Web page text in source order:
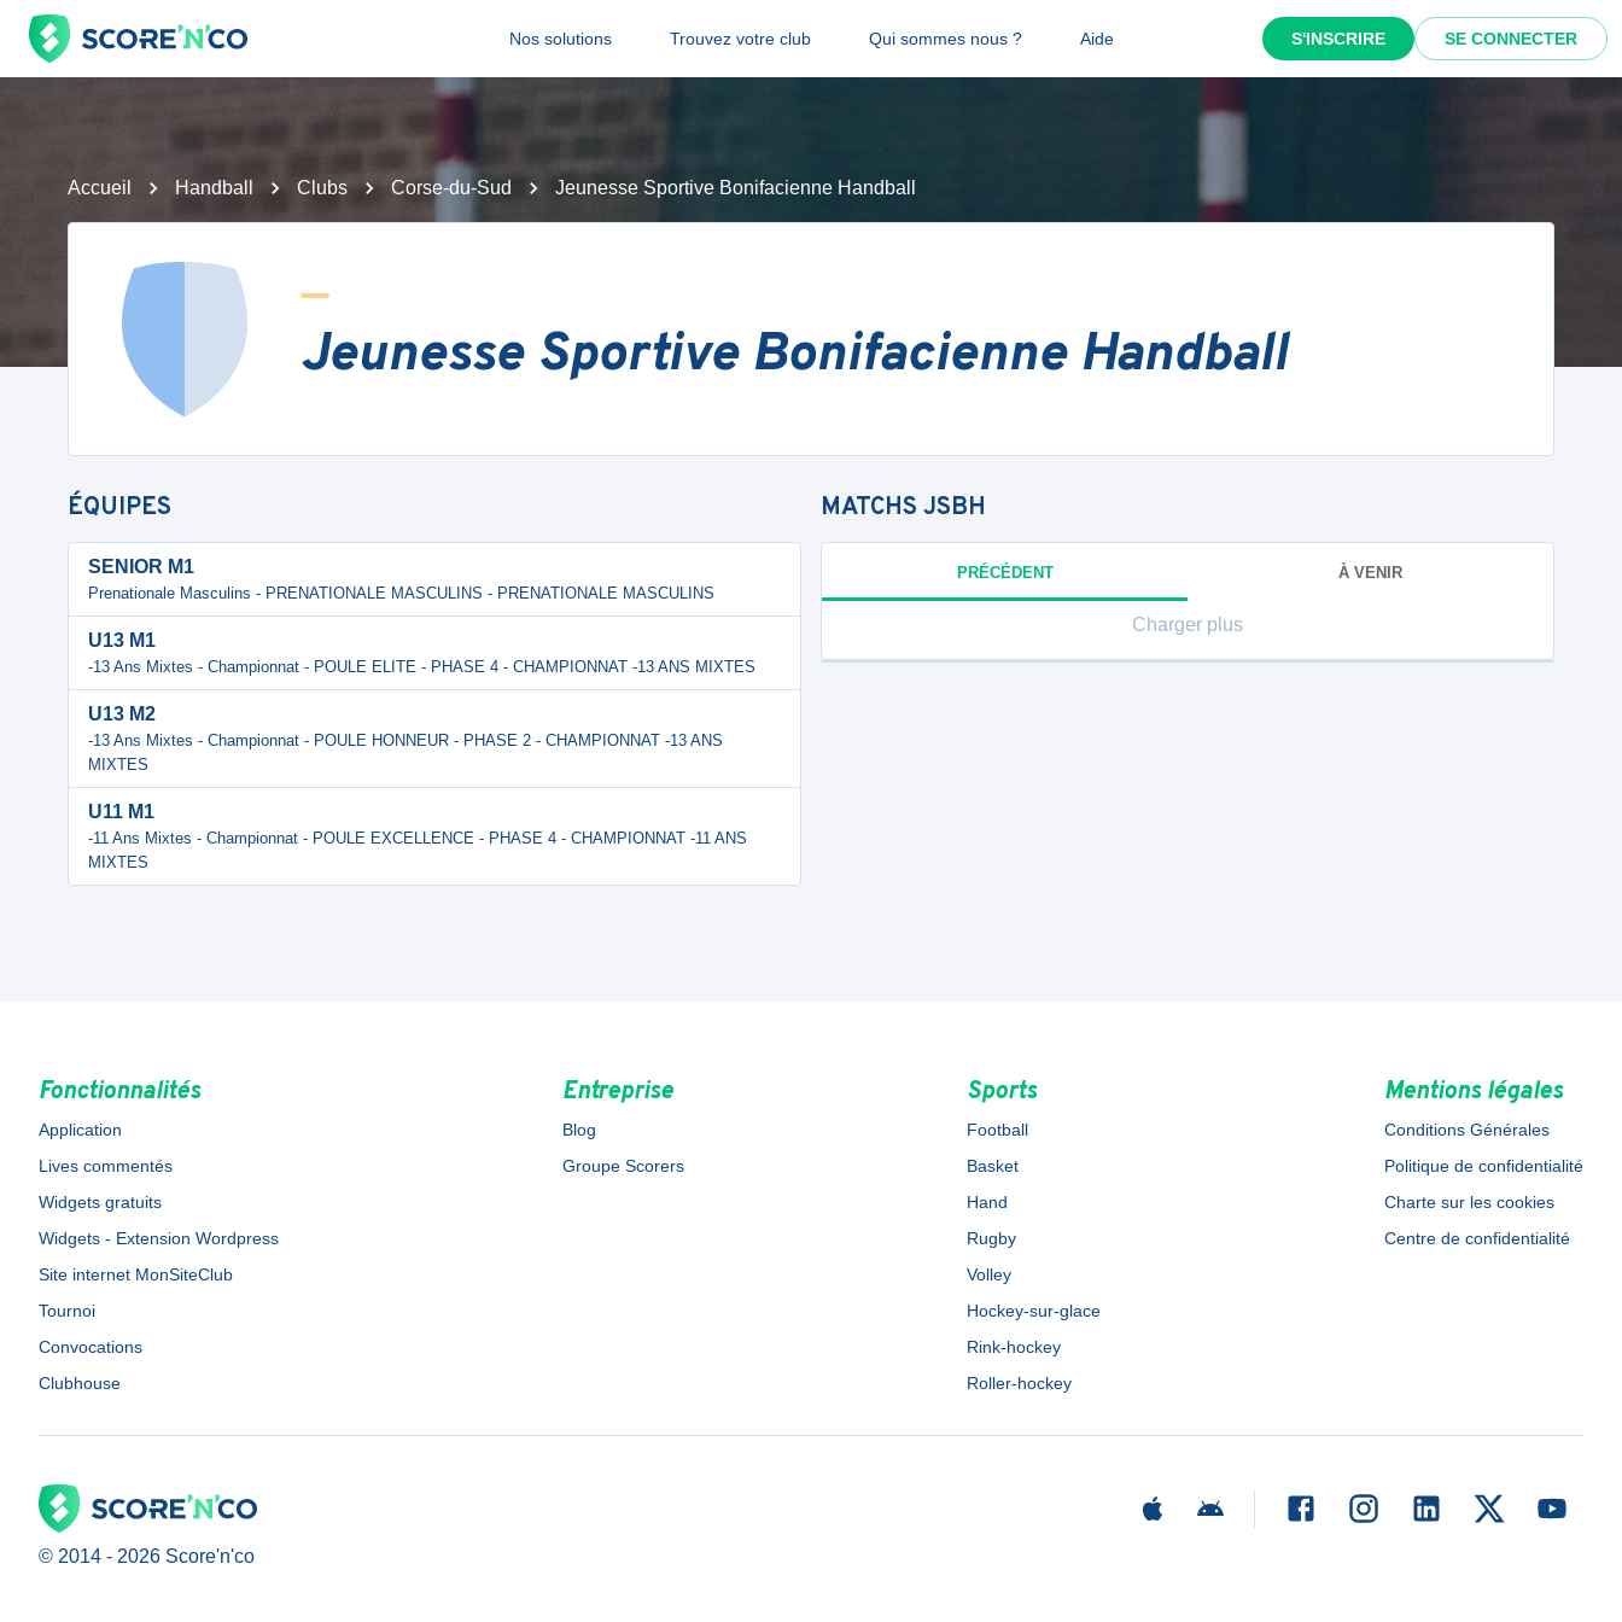
Nos solutions Trouvez votre club Qui sommes nous ? Aide S'INSCRIRE SE CONNECTER
Accueil Handball Clubs Corse-du-Sud Jeunesse Sportive Bonifacienne Handball
Jeunesse Sportive Bonifacienne Handball
ÉQUIPES
SENIOR M1
Prenationale Masculins - PRENATIONALE MASCULINS - PRENATIONALE MASCULINS
U13 M1
-13 Ans Mixtes - Championnat - POULE ELITE - PHASE 4 - CHAMPIONNAT -13 ANS MIXTES
U13 M2
-13 Ans Mixtes - Championnat - POULE HONNEUR - PHASE 2 - CHAMPIONNAT -13 ANS
MIXTES
U11 M1
-11 Ans Mixtes - Championnat - POULE EXCELLENCE - PHASE 4 - CHAMPIONNAT -11 ANS
MIXTES
MATCHS JSBH
PRÉCÉDENT À VENIR
Charger plus
Fonctionnalités
Application
Lives commentés
Widgets gratuits
Widgets - Extension Wordpress
Site internet MonSiteClub
Tournoi
Convocations
Clubhouse
Entreprise
Blog
Groupe Scorers
Sports
Football
Basket
Hand
Rugby
Volley
Hockey-sur-glace
Rink-hockey
Roller-hockey
Mentions légales
Conditions Générales
Politique de confidentialité
Charte sur les cookies
Centre de confidentialité
© 2014 - 2026 Score'n'co